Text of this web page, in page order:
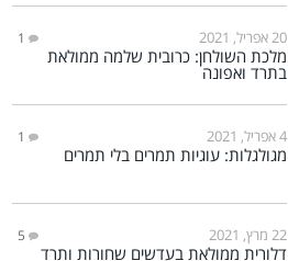
20 אפריל, 2021 1
מלכת השולחן: כרובית שלמה ממולאת
בתרד ואפונה
4 אפריל, 2021 1
מגולגלות: עוגיות תמרים בלי תמרים
22 מרץ, 2021 5
דלורית ממולאת בעדשים שחורות ותרד